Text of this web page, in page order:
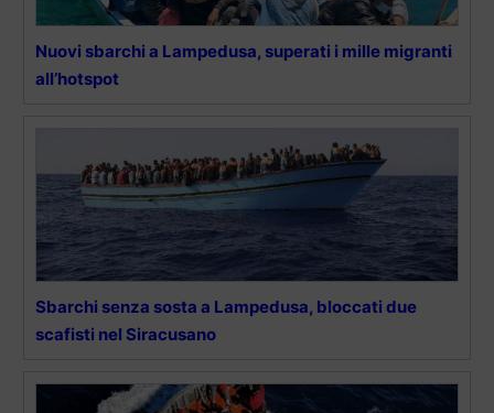
Nuovi sbarchi a Lampedusa, superati i mille migranti
all’hotspot
Sbarchi senza sosta a Lampedusa, bloccati due
scafisti nel Siracusano